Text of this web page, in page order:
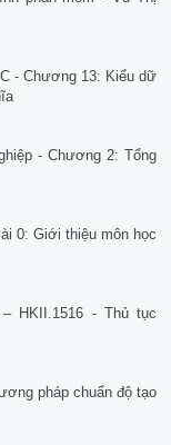
- Chương 13: Kiểu dữ
- Chương 2: Tổng
0: Giới thiệu môn học
HKII.1516 - Thủ tục
pháp chuẩn độ tạo